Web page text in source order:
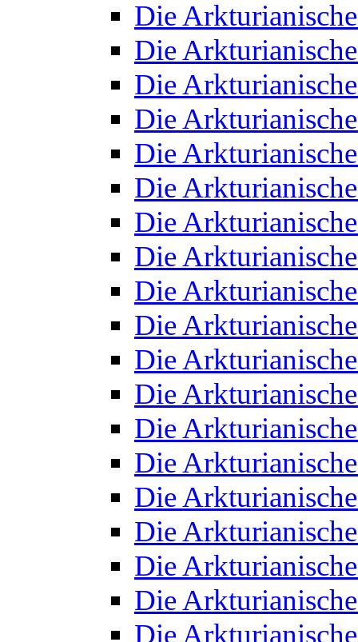
Die
Die
Die
Die
Die
Die
Die
Die
Die
Die
Die
Die
Die
Die
Die
Die
Die
Die
Die